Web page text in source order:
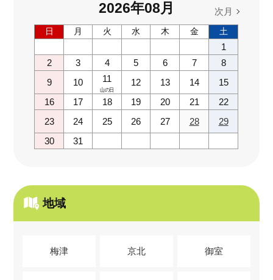
2026年08月 次月
日 月 火 水 木 金 土
1
2
3 4 5 6 7
8
9
10 11
山の日
12 13 14
15
16
17 18 19 20 21
22
23
24 25 26 27 28
29
30
31
地域
梅津 京北 御室